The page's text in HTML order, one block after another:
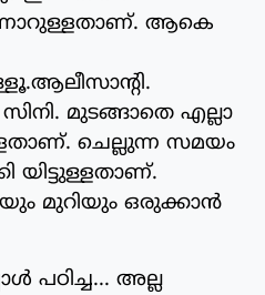
ആകെ
സിനി. മുടങ്ങാതെ എല്ലാ
ചെല്ലുന്ന സമയം
യിട്ടുള്ളതാണ്.
മുറിയും ഒരുക്കാൻ
പഠിച്ച... അല്ല